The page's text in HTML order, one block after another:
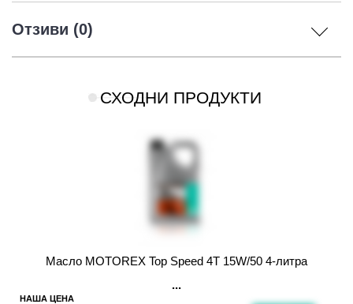
Отзиви (0)
СХОДНИ ПРОДУКТИ
Масло MOTOREX Top Speed 4T 15W/50 4-литра